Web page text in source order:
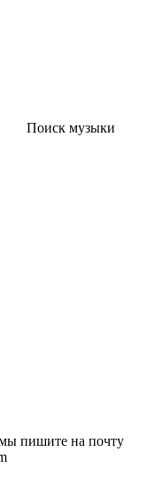
Поиск музыки
пишите на почту